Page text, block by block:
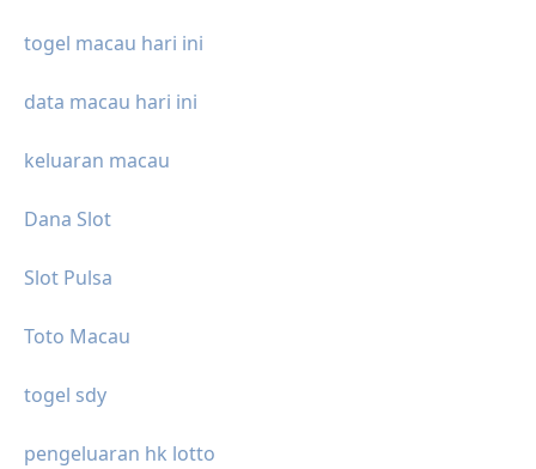
togel macau hari ini
data macau hari ini
keluaran macau
Dana Slot
Slot Pulsa
Toto Macau
togel sdy
pengeluaran hk lotto